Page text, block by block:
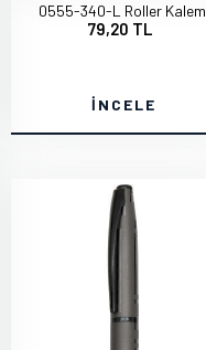
0555-340-L Roller Kalem
79,20 TL
İNCELE